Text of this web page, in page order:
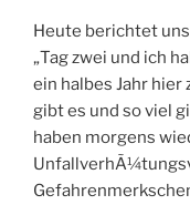
Heute berichtet
„Tag zwei und ich
ein halbes Jahr hier
gibt es und so viel
haben morgens